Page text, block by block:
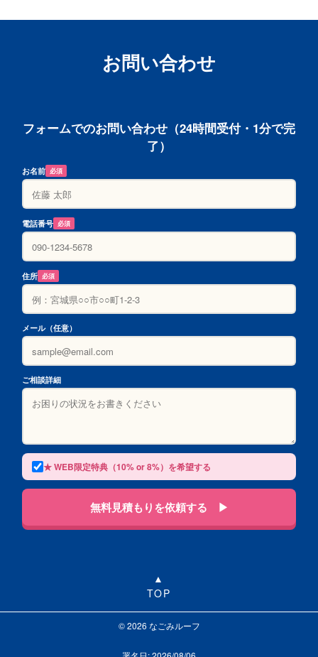
お問い合わせ
フォームでのお問い合わせ（24時間受付・1分で完
了）
お名前 必須
電話番号 必須
住所 必須
メール（任意）
ご相談詳細
★ WEB限定特典（10% or 8%）を希望する
無料見積もりを依頼する ▶
TOP
© 2026 なごみルーフ